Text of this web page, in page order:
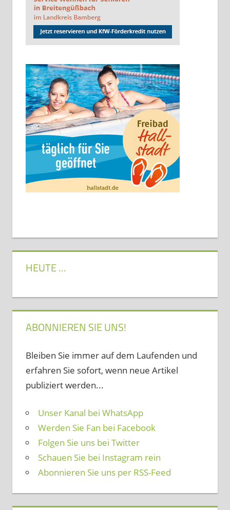
HEUTE …
ABONNIEREN SIE UNS!
Bleiben Sie immer auf dem Laufenden und
erfahren Sie sofort, wenn neue Artikel
publiziert werden...
Unser Kanal bei WhatsApp
Werden Sie Fan bei Facebook
Folgen Sie uns bei Twitter
Schauen Sie bei Instagram rein
Abonnieren Sie uns per RSS-Feed